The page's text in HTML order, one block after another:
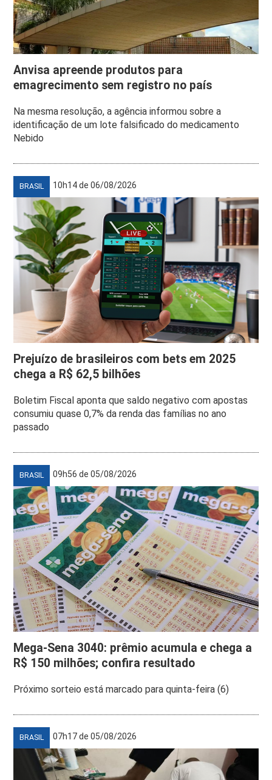
Anvisa apreende produtos para
emagrecimento sem registro no país
Na mesma resolução, a agência informou sobre a
identificação de um lote falsificado do medicamento
Nebido
BRASIL 10h14 de 06/08/2026
Prejuízo de brasileiros com bets em 2025
chega a R$ 62,5 bilhões
Boletim Fiscal aponta que saldo negativo com apostas
consumiu quase 0,7% da renda das famílias no ano
passado
BRASIL 09h56 de 05/08/2026
Mega-Sena 3040: prêmio acumula e chega a
R$ 150 milhões; confira resultado
Próximo sorteio está marcado para quinta-feira (6)
BRASIL 07h17 de 05/08/2026